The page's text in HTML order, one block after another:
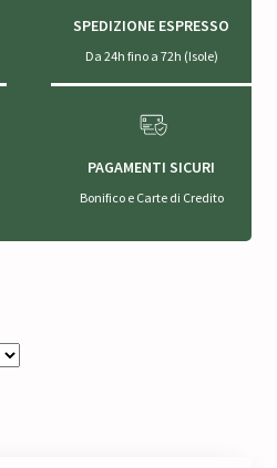
SPEDIZIONE ESPRESSO
Da 24h fino a 72h (Isole)
PAGAMENTI SICURI
Bonifico e Carte di Credito